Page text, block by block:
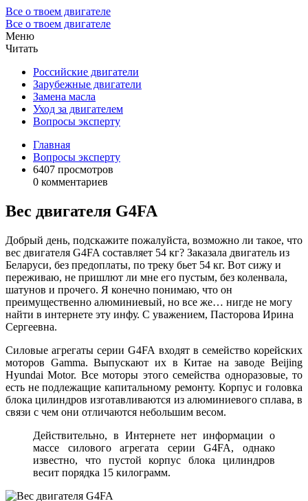
Все о твоем двигателе
Все о твоем двигателе
Меню
Читать
Российские двигатели
Зарубежные двигатели
Замена масла
Уход за двигателем
Вопросы эксперту
Главная
Вопросы эксперту
6407 просмотров
0 комментариев
Вес двигателя G4FA
Добрый день, подскажите пожалуйста, возможно ли такое, что
вес двигателя G4FA составляет 54 кг? Заказала двигатель из
Беларуси, без предоплаты, по треку бьет 54 кг. Вот сижу и
переживаю, не пришлют ли мне его пустым, без коленвала,
шатунов и прочего. Я конечно понимаю, что он
преимущественно алюминиевый, но все же… нигде не могу
найти в интернете эту инфу. С уважением, Пасторова Ирина
Сергеевна.
Силовые агрегаты серии G4FA входят в семейство корейских
моторов Gamma. Выпускают их в Китае на заводе Beijing
Hyundai Motor. Все моторы этого семейства одноразовые, то
есть не подлежащие капитальному ремонту. Корпус и головка
блока цилиндров изготавливаются из алюминиевого сплава, в
связи с чем они отличаются небольшим весом.
Действительно, в Интернете нет информации о
массе силового агрегата серии G4FA, однако
известно, что пустой корпус блока цилиндров
весит порядка 15 килограмм.